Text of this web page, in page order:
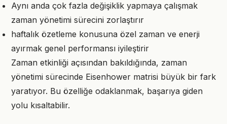
Aynı anda çok fazla değişiklik yapmaya çalışmak
zaman yönetimi sürecini zorlaştırır
haftalık özetleme konusuna özel zaman ve enerji
ayırmak genel performansı iyileştirir
Zaman etkinliği açısından bakıldığında, zaman
yönetimi sürecinde Eisenhower matrisi büyük bir fark
yaratıyor. Bu özelliğe odaklanmak, başarıya giden
yolu kısaltabilir.